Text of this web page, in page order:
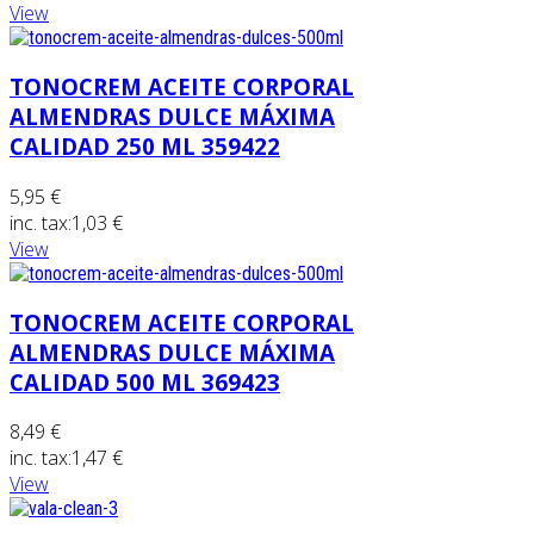
View
TONOCREM ACEITE CORPORAL
ALMENDRAS DULCE MÁXIMA
CALIDAD 250 ML 359422
5,95 €
inc. tax:1,03 €
View
TONOCREM ACEITE CORPORAL
ALMENDRAS DULCE MÁXIMA
CALIDAD 500 ML 369423
8,49 €
inc. tax:1,47 €
View